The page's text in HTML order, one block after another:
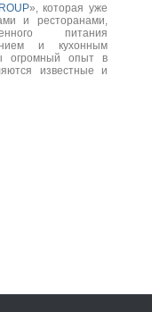
», которая уже
и ресторанами,
питания
и кухонным
огромный опыт в
известные и